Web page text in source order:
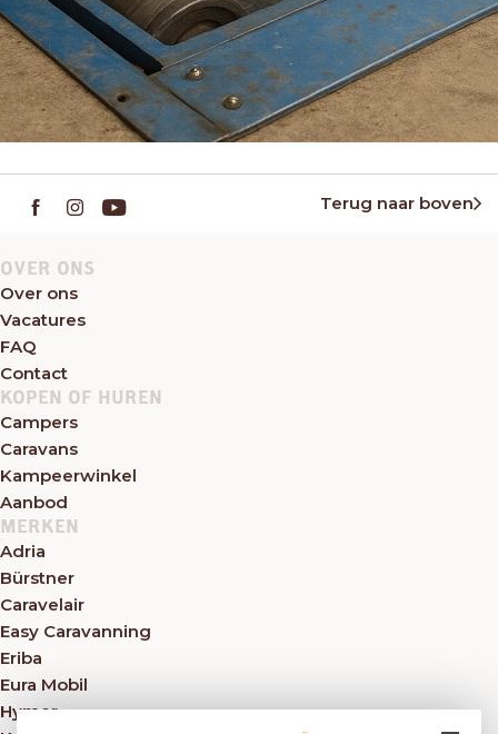
Terug naar boven
OVER ONS
Over ons
Vacatures
FAQ
Contact
KOPEN OF HUREN
Campers
Caravans
Kampeerwinkel
Aanbod
MERKEN
Adria
Bürstner
Caravelair
Easy Caravanning
Eriba
Eura Mobil
Hymer